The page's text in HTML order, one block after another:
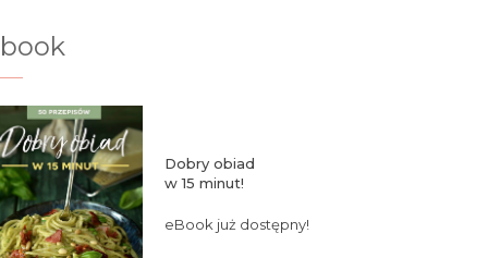
Dobry obiad
w 15 minut!
eBook już dostępny!